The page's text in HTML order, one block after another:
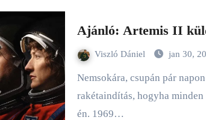
Ajánló: Artemis II
Viszló Dániel jan 30,
Nemsokára, csupán pár napon belül indul a történelmi
rakétaindítás, hogyha
én. 1969…